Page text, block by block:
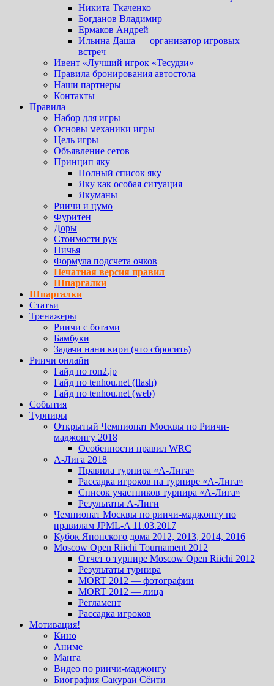
Никита Ткаченко
Богданов Владимир
Ермаков Андрей
Ильина Даша — организатор игровых
встреч
Ивент «Лучший игрок «Тесудзи»
Правила бронирования автостола
Наши партнеры
Контакты
Правила
Набор для игры
Основы механики игры
Цель игры
Объявление сетов
Принцип яку
Полный список яку
Яку как особая ситуация
Якуманы
Риичи и цумо
Фуритен
Доры
Стоимости рук
Ничья
Формула подсчета очков
Печатная версия правил
Шпаргалки
Шпаргалки
Статьи
Тренажеры
Риичи с ботами
Бамбуки
Задачи нани кири (что сбросить)
Риичи онлайн
Гайд по ron2.jp
Гайд по tenhou.net (flash)
Гайд по tenhou.net (web)
События
Турниры
Открытый Чемпионат Москвы по Риичи-
маджонгу 2018
Особенности правил WRC
А-Лига 2018
Правила турнира «А-Лига»
Рассадка игроков на турнире «А-Лига»
Список участников турнира «А-Лига»
Результаты А-Лиги
Чемпионат Москвы по риичи-маджонгу по
правилам JPML-A 11.03.2017
Кубок Японского дома 2012, 2013, 2014, 2016
Moscow Open Riichi Tournament 2012
Отчет о турнире Moscow Open Riichi 2012
Результаты турнира
MORT 2012 — фотографии
MORT 2012 — лица
Регламент
Рассадка игроков
Мотивация!
Кино
Аниме
Манга
Видео по риичи-маджонгу
Биография Сакураи Сёити